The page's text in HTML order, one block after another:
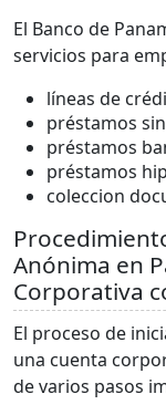
El Banco de
servicios para
líneas de
préstamos
préstamos
préstamos
coleccion
Anónima en
Corporativa
El proceso de
una cuenta
de varios pasos